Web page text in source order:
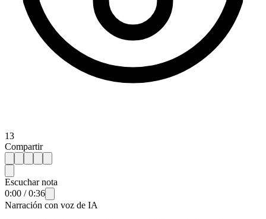
13
Compartir
Escuchar nota
0:00 /0:36
Narración con voz de IA